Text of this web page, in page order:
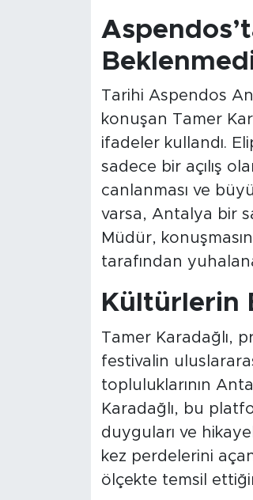
Tarihi Aspendos
konuşan Tamer
ifadeler kullandı.
sadece bir açılış
canlanması ve
varsa, Antalya bir
Müdür,
tarafından
Kültürlerin
Tamer Karadağlı,
festivalin
topluluklarının
Karadağlı, bu
duyguları ve
kez perdelerini
ölçekte temsil